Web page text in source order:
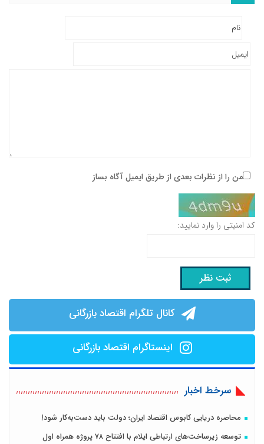
من را از نظرات بعدی از طریق ایمیل آگاه بساز
کد امنیتی را وارد نمایید:
کانال تلگرام اقتصاد بازرگانی
اینستاگرام اقتصاد بازرگانی
سرخط اخبار
محاصره دریایی کابوس اقتصاد ایران؛ دولت باید دست‌به‌کار شود!
توسعه زیرساخت‌های ارتباطی ایلام با افتتاح ۷۸ پروژه همراه اول